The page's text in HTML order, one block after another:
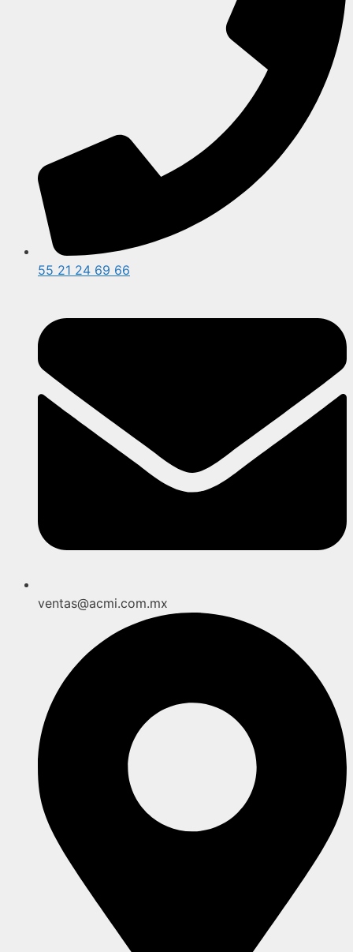
55 21 24 69 66
ventas@acmi.com.mx